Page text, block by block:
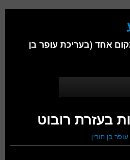
אחד (בעריכת עופר בן
בעזרת רובוט
עופר בן חורין